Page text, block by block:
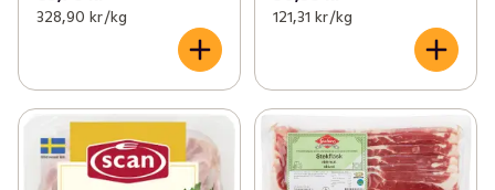
328,90 kr /kg 121,31 kr /kg